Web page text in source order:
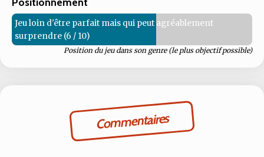
Jeu loin d'être parfait mais qui peut agréablement
surprendre (6 / 10)
Position du jeu dans son genre (le plus objectif possible)
Commentaires